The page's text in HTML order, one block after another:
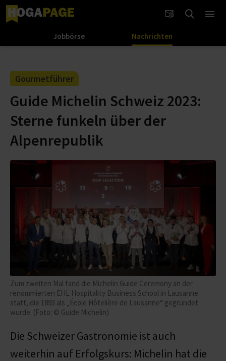
Jobbörse Nachrichten
Gourmetführer
Guide Michelin Schweiz 2023:
Sterne funkeln über der
Alpenrepublik
Zum zweiten Mal fand die Michelin Guide Ceremony an der
renommierten EHL Hospitality Business School in Lausanne
statt, die 1893 als „École Hôtelière de Lausanne“ gegründet
wurde. (Foto: © Guide Michelin)
Die Schweizer Gastronomie ist auch
weiterhin auf Erfolgskurs: Michelin hat die